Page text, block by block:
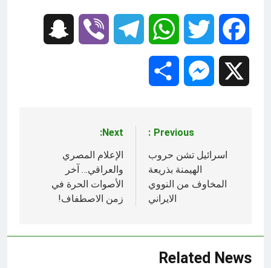
Facebook
Twitter
WhatsApp
Telegram
Viber
Messenger
المقالات
Previous:
اسرائيل تشن حروب
الهيمنة بذريعة
المخاوف من النووي
الايراني
Next:
الإعلام المصري
والعراقي… آخر
الأصوات الحرة في
زمن الاصطفاف!
Related News